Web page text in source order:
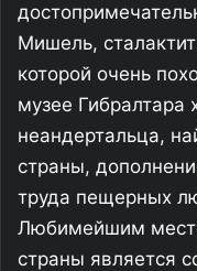
Мишель,
которой очень
музее Гибралтара
неандертальца,
страны,
труда пещерных
Любимейшим
страны является